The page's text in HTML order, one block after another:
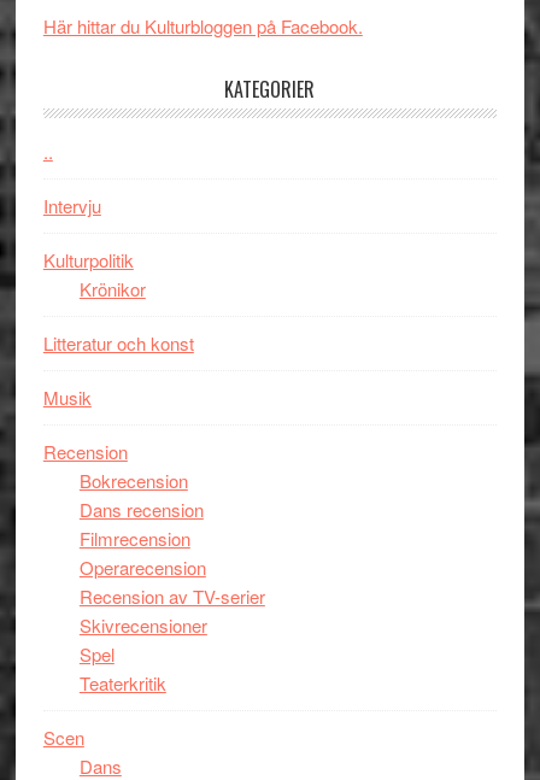
vara
Här hittar du Kulturbloggen på Facebook.
KATEGORIER
..
Intervju
Kulturpolitik
Krönikor
Litteratur och konst
Musik
Recension
Bokrecension
Dans recension
Filmrecension
Operarecension
Recension av TV-serier
Skivrecensioner
Spel
Teaterkritik
Scen
Dans